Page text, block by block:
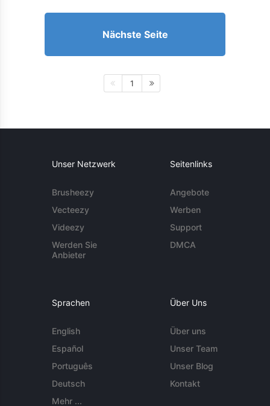
Nächste Seite
1
Unser Netzwerk
Brusheezy
Vecteezy
Videezy
Werden Sie
Anbieter
Seitenlinks
Angebote
Werben
Support
DMCA
Sprachen
English
Español
Português
Deutsch
Mehr ...
Über Uns
Über uns
Unser Team
Unser Blog
Kontakt